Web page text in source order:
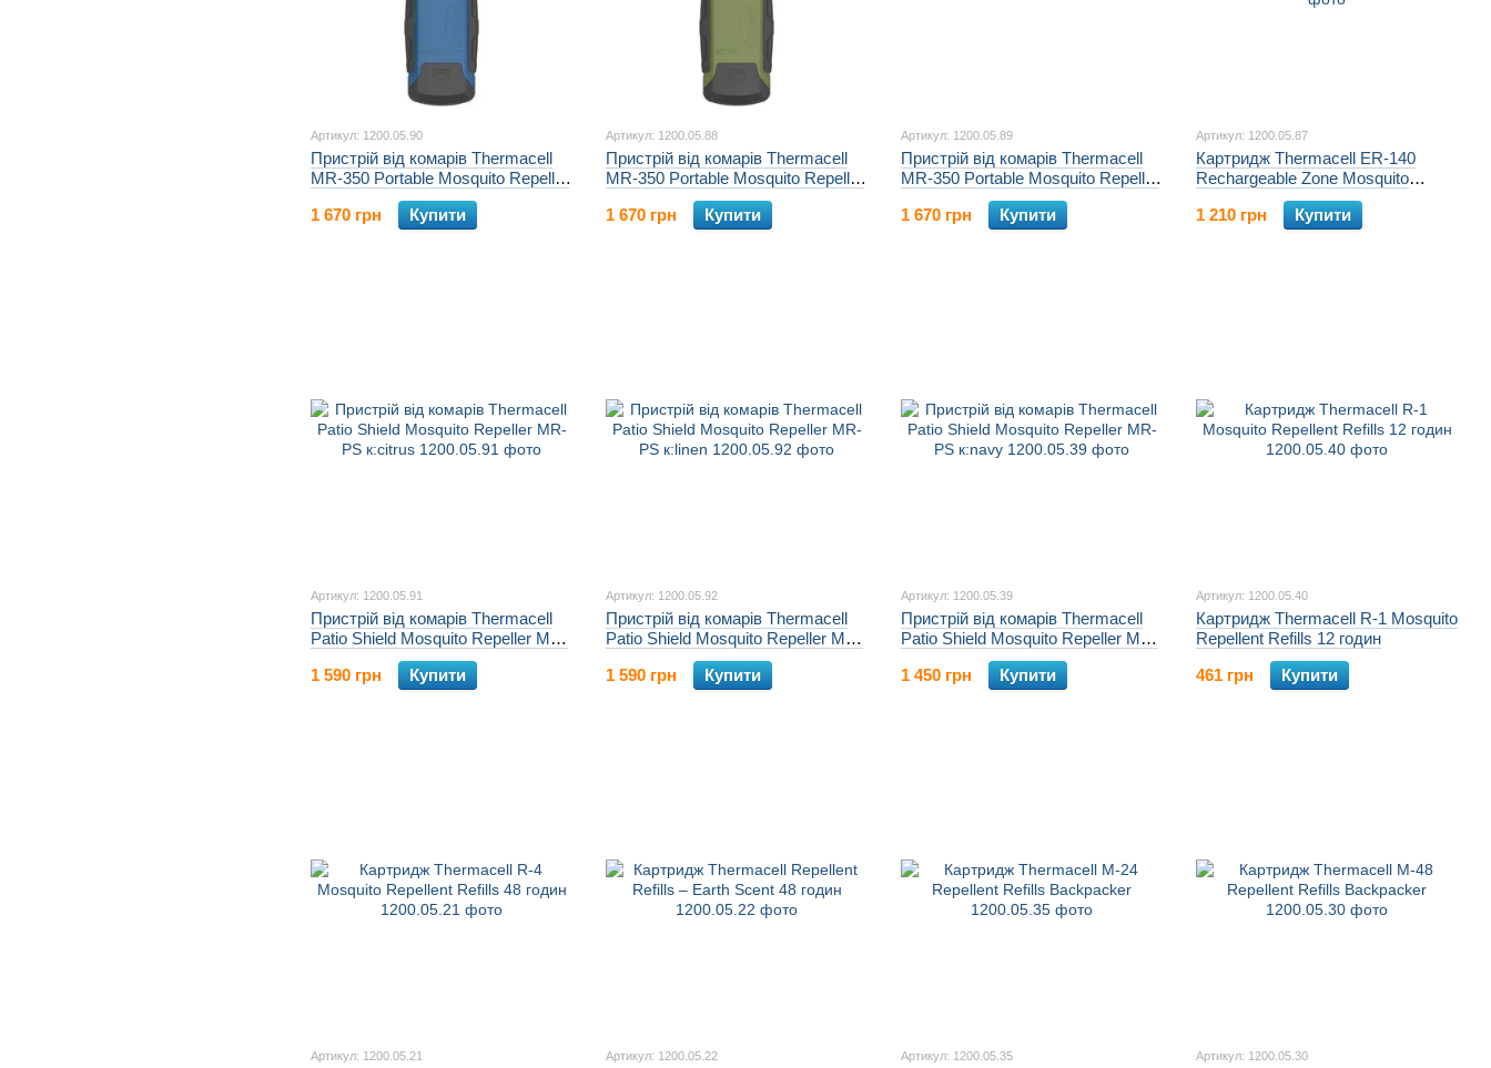
Артикул: 1200.05.90
Пристрій від комарів Thermacell
MR-350 Portable Mosquito Repeller
1 670 грн
Купити
Артикул: 1200.05.88
Пристрій від комарів Thermacell
MR-350 Portable Mosquito Repeller
1 670 грн
Купити
Артикул: 1200.05.89
Пристрій від комарів Thermacell
MR-350 Portable Mosquito Repeller
1 670 грн
Купити
Артикул: 1200.05.87
Картридж Thermacell ER-140
Rechargeable Zone Mosquito
Protection Refill 40 годин
1 210 грн
Купити
Артикул: 1200.05.91
Пристрій від комарів Thermacell
Patio Shield Mosquito Repeller MR-
1 590 грн
Купити
Артикул: 1200.05.92
Пристрій від комарів Thermacell
Patio Shield Mosquito Repeller MR-
1 590 грн
Купити
Артикул: 1200.05.39
Пристрій від комарів Thermacell
Patio Shield Mosquito Repeller MR-
1 450 грн
Купити
Артикул: 1200.05.40
Картридж Thermacell R-1 Mosquito
Repellent Refills 12 годин
461 грн
Купити
Артикул: 1200.05.21 Артикул: 1200.05.22 Артикул: 1200.05.35 Артикул: 1200.05.30